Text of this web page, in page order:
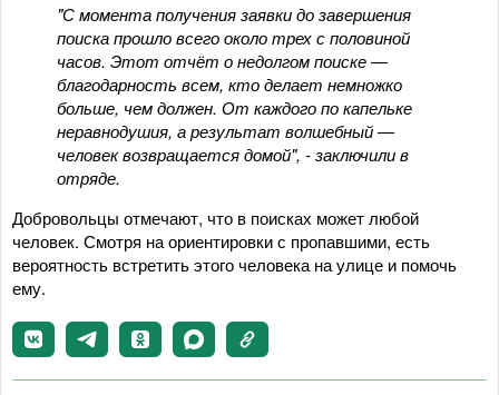
"С момента получения заявки до завершения
поиска прошло всего около трех с половиной
часов. Этот отчёт о недолгом поиске —
благодарность всем, кто делает немножко
больше, чем должен. От каждого по капельке
неравнодушия, а результат волшебный —
человек возвращается домой", - заключили в
отряде.
Добровольцы отмечают, что в поисках может любой
человек. Смотря на ориентировки с пропавшими, есть
вероятность встретить этого человека на улице и помочь
ему.